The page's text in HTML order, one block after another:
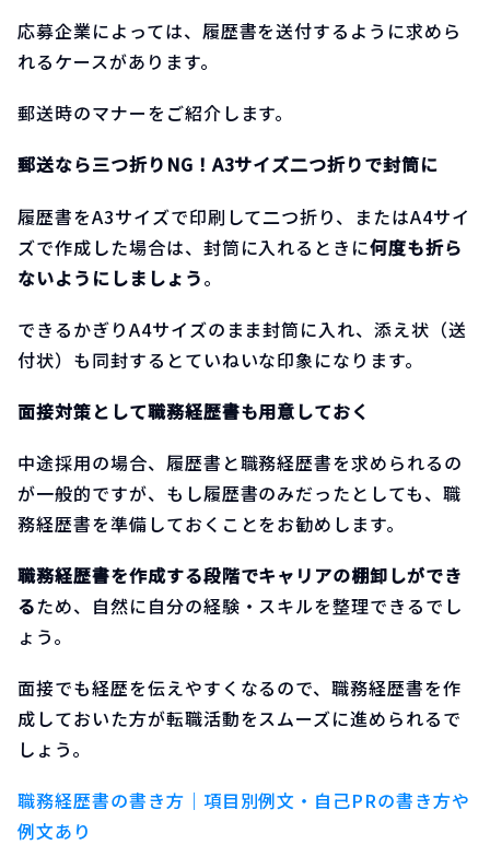
応募企業によっては、履歴書を送付するように求めら
れるケースがあります。
郵送時のマナーをご紹介します。
郵送なら三つ折りNG！A3サイズ二つ折りで封筒に
履歴書をA3サイズで印刷して二つ折り、またはA4サイ
ズで作成した場合は、封筒に入れるときに何度も折ら
ないようにしましょう。
できるかぎりA4サイズのまま封筒に入れ、添え状（送
付状）も同封するとていねいな印象になります。
面接対策として職務経歴書も用意しておく
中途採用の場合、履歴書と職務経歴書を求められるの
が一般的ですが、もし履歴書のみだったとしても、職
務経歴書を準備しておくことをお勧めします。
職務経歴書を作成する段階でキャリアの棚卸しができ
るため、自然に自分の経験・スキルを整理できるでし
ょう。
面接でも経歴を伝えやすくなるので、職務経歴書を作
成しておいた方が転職活動をスムーズに進められるで
しょう。
職務経歴書の書き方｜項目別例文・自己PRの書き方や
例文あり